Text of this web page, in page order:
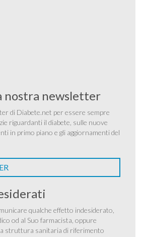
nostra newsletter
di Diabete.net per essere sempre
riguardanti il diabete, sulle nuove
in primo piano e gli aggiornamenti del
qualche effetto indesiderato,
od al Suo farmacista, oppure
struttura sanitaria di riferimento